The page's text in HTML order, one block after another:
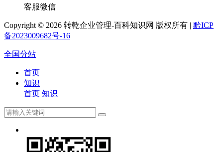
客服微信
Copyright © 2026 转乾企业管理-百科知识网 版权所有 | 黔ICP
备2023009682号-16
全国分站
首页
知识
首页 知识